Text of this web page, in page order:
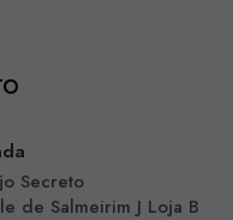
Secreto
de Salmeirim J Loja B